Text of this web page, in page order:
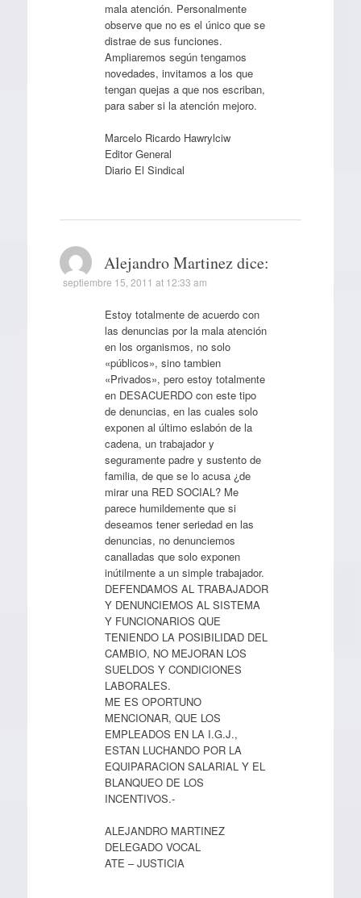
mala atención. Personalmente
observe que no es el único que se
distrae de sus funciones.
Ampliaremos según tengamos
novedades, invitamos a los que
tengan quejas a que nos escriban,
para saber si la atención mejoro.
Marcelo Ricardo Hawrylciw
Editor General
Diario El Sindical
Alejandro Martinez dice:
septiembre 15, 2011 at 12:33 am
Estoy totalmente de acuerdo con
las denuncias por la mala atención
en los organismos, no solo
«públicos», sino tambien
«Privados», pero estoy totalmente
en DESACUERDO con este tipo
de denuncias, en las cuales solo
exponen al último eslabón de la
cadena, un trabajador y
seguramente padre y sustento de
familia, de que se lo acusa ¿de
mirar una RED SOCIAL? Me
parece humildemente que si
deseamos tener seriedad en las
denuncias, no denunciemos
canalladas que solo exponen
inútilmente a un simple trabajador.
DEFENDAMOS AL TRABAJADOR
Y DENUNCIEMOS AL SISTEMA
Y FUNCIONARIOS QUE
TENIENDO LA POSIBILIDAD DEL
CAMBIO, NO MEJORAN LOS
SUELDOS Y CONDICIONES
LABORALES.
ME ES OPORTUNO
MENCIONAR, QUE LOS
EMPLEADOS EN LA I.G.J.,
ESTAN LUCHANDO POR LA
EQUIPARACION SALARIAL Y EL
BLANQUEO DE LOS
INCENTIVOS.-
ALEJANDRO MARTINEZ
DELEGADO VOCAL
ATE – JUSTICIA